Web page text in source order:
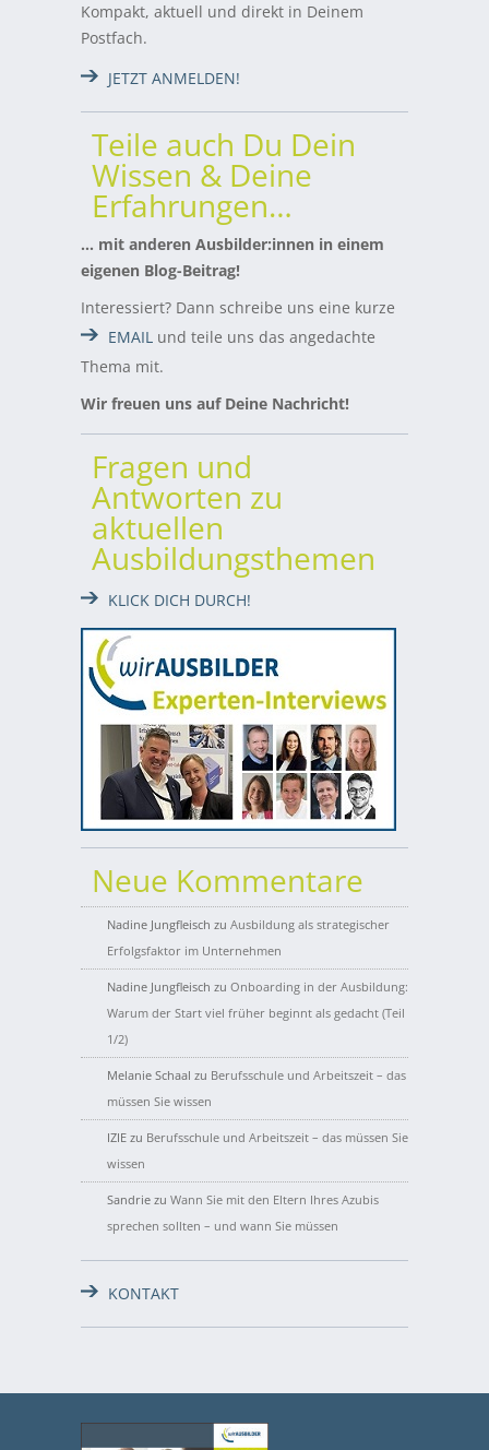
Kompakt, aktuell und direkt in Deinem
Postfach.
JETZT ANMELDEN!
Teile auch Du Dein
Wissen & Deine
Erfahrungen…
… mit anderen Ausbilder:innen in einem
eigenen Blog-Beitrag!
Interessiert? Dann schreibe uns eine kurze
EMAIL und teile uns das angedachte
Thema mit.
Wir freuen uns auf Deine Nachricht!
Fragen und
Antworten zu
aktuellen
Ausbildungsthemen
KLICK DICH DURCH!
Neue Kommentare
Nadine Jungfleisch zu Ausbildung als strategischer
Erfolgsfaktor im Unternehmen
Nadine Jungfleisch zu Onboarding in der Ausbildung:
Warum der Start viel früher beginnt als gedacht (Teil
1/2)
Melanie Schaal zu Berufsschule und Arbeitszeit – das
müssen Sie wissen
IZIE zu Berufsschule und Arbeitszeit – das müssen Sie
wissen
Sandrie zu Wann Sie mit den Eltern Ihres Azubis
sprechen sollten – und wann Sie müssen
KONTAKT